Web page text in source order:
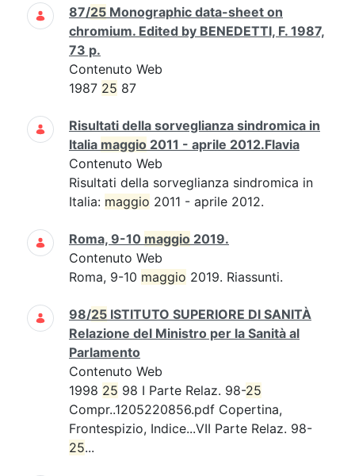
87/25 Monographic data-sheet on
chromium. Edited by BENEDETTI, F. 1987,
73 p.
Contenuto Web
1987 25 87
Risultati della sorveglianza sindromica in
Italia maggio 2011 - aprile 2012.Flavia
Contenuto Web
Risultati della sorveglianza sindromica in
Italia: maggio 2011 - aprile 2012.
Roma, 9-10 maggio 2019.
Contenuto Web
Roma, 9-10 maggio 2019. Riassunti.
98/25 ISTITUTO SUPERIORE DI SANITÀ
Relazione del Ministro per la Sanità al
Parlamento
Contenuto Web
1998 25 98 I Parte Relaz. 98-25
Compr..1205220856.pdf Copertina,
Frontespizio, Indice...VII Parte Relaz. 98-
25...